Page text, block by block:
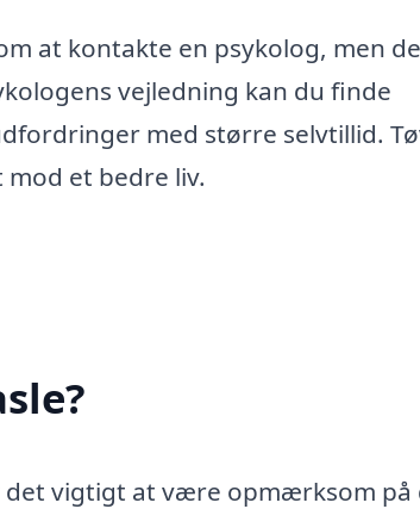
at kontakte en psykolog, men
vejledning kan du finde
med større selvtillid.
et bedre liv.
det vigtigt at være opmærksom på